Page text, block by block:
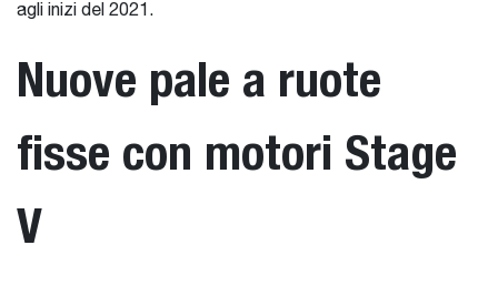
agli inizi del 2021.
Nuove pale a ruote
fisse con motori Stage
V